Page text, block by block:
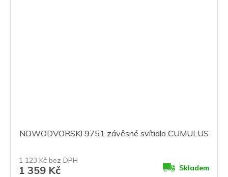
NOWODVORSKI 9751 závěsné svítidlo CUMULUS
1 123 Kč bez DPH
1 359 Kč Skladem